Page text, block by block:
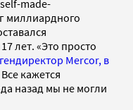
made-
миллиардного
лет. «Это просто
Mercor, в
кажется
назад мы не могли